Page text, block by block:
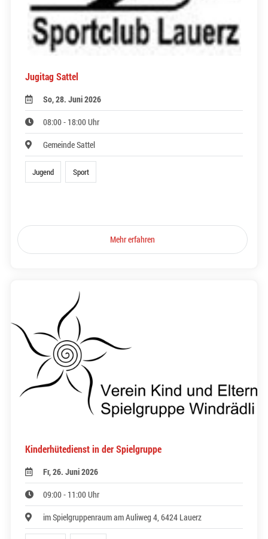
Jugitag Sattel
So, 28. Juni 2026
08:00 - 18:00 Uhr
Gemeinde Sattel
Jugend Sport
Mehr erfahren
Kinderhütedienst in der Spielgruppe
Fr, 26. Juni 2026
09:00 - 11:00 Uhr
im Spielgruppenraum am Auliweg 4, 6424 Lauerz